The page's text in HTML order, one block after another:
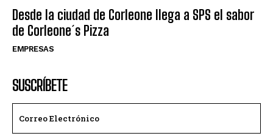
Desde la ciudad de Corleone llega a SPS el sabor
de Corleone´s Pizza
EMPRESAS
SUSCRÍBETE